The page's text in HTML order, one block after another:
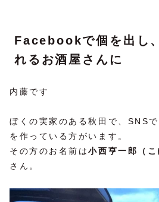
Facebookで個を出し
れるお酒屋さんに
内藤です
ぼくの実家のある秋田で、SNS
を作っている方がいます。
その方のお名前は小西亨一郎（
さん。